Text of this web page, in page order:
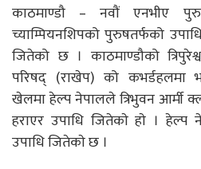
काठमाण्डौ – नवौं एनभीए
च्याम्पियनशिपको पुरुषतर्फको
जितेको छ । काठमाण्डौको
परिषद् (राखेप) को कभर्डहलमा
खेलमा हेल्प नेपालले त्रिभुवन आर्मी
हराएर उपाधि जितेकाे हाे । हेल्प
उपाधि जितेकाे छ ।